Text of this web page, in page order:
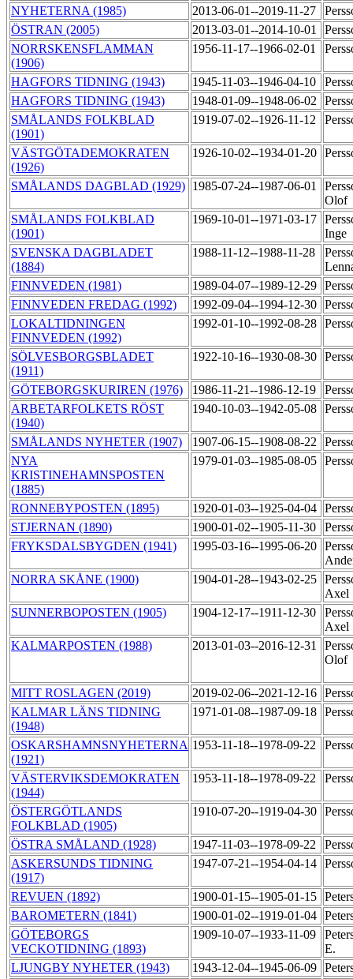
NYHETERNA (1985) 2013-06-01--2019-11-27
ÖSTRAN (2005)
2013-03-01--2014-10-01
NORRSKENSFLAMMAN
(1906)
1956-11-17--1966-02-01
HAGFORS TIDNING (1943) 1945-11-03--1946-04-10
HAGFORS TIDNING (1943)
1948-01-09--1948-06-02
SMÅLANDS FOLKBLAD
(1901)
1919-07-02--1926-11-12
VÄSTGÖTADEMOKRATEN
(1926)
1926-10-02--1934-01-20
SMÅLANDS DAGBLAD (1929) 1985-07-24--1987-06-01
Olof
SMÅLANDS FOLKBLAD
(1901)
1969-10-01--1971-03-17
Inge
SVENSKA DAGBLADET
(1884)
1988-11-12--1988-11-28
FINNVEDEN (1981)
1989-04-07--1989-12-29
FINNVEDEN FREDAG (1992)
1992-09-04--1994-12-30
LOKALTIDNINGEN
FINNVEDEN (1992)
1992-01-10--1992-08-28
SÖLVESBORGSBLADET
(1911)
1922-10-16--1930-08-30
GÖTEBORGSKURIREN (1976) 1986-11-21--1986-12-19
ARBETARFOLKETS RÖST
(1940)
1940-10-03--1942-05-08
SMÅLANDS NYHETER (1907) 1907-06-15--1908-08-22
NYA
KRISTINEHAMNSPOSTEN
(1885)
1979-01-03--1985-08-05
RONNEBYPOSTEN (1895) 1920-01-03--1925-04-04
STJERNAN (1890)
1900-01-02--1905-11-30
FRYKSDALSBYGDEN (1941)
1995-03-16--1995-06-20
NORRA SKÅNE (1900)
1904-01-28--1943-02-25
Axel
SUNNERBOPOSTEN (1905)
1904-12-17--1911-12-30
Axel
KALMARPOSTEN (1988)
2013-01-03--2016-12-31
Olof
MITT ROSLAGEN (2019) 2019-02-06--2021-12-16
KALMAR LÄNS TIDNING
(1948)
1971-01-08--1987-09-18
OSKARSHAMNSNYHETERNA
(1921)
1953-11-18--1978-09-22
VÄSTERVIKSDEMOKRATEN
(1944)
1953-11-18--1978-09-22
ÖSTERGÖTLANDS
FOLKBLAD (1905)
1910-07-20--1919-04-30
ÖSTRA SMÅLAND (1928) 1947-11-03--1978-09-22
ASKERSUNDS TIDNING
(1917)
1947-07-21--1954-04-14
REVUEN (1892) 1900-01-15--1905-01-15
BAROMETERN (1841)
1900-01-02--1919-01-04
GÖTEBORGS
VECKOTIDNING (1893)
1909-10-07--1933-11-09
E.
LJUNGBY NYHETER (1943)
1943-12-04--1945-06-09